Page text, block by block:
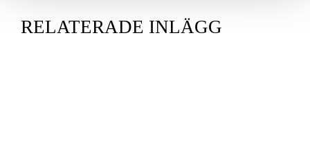
RELATERADE INLÄGG